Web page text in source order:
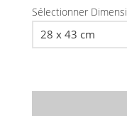
Sélectionner